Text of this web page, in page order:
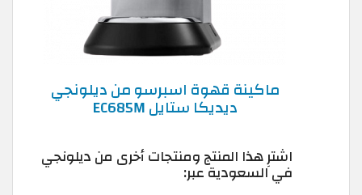
ماكينة قهوة اسبرسو من ديلونجي
ديديكا ستايل EC685M
اشترِ هذا المنتج ومنتجات أخرى من ديلونجي
في السعودية عبر: